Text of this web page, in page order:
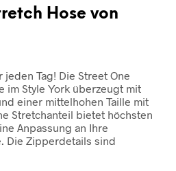
Hose von
Tag! Die Street One
im Style York überzeugt mit
einer mittelhohen Taille mit
Stretchanteil bietet höchsten
Anpassung an Ihre
Die Zipperdetails sind